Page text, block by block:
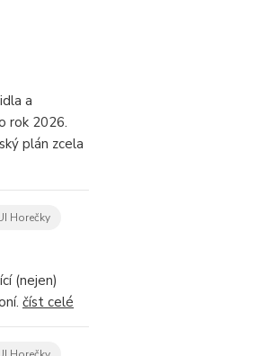
a
rok 2026.
plán zcela
Horečky
(nejen)
číst celé